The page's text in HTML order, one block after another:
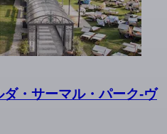
・サーマル・パーク-ヴ